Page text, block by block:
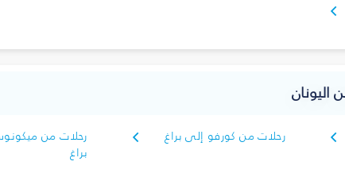
اليونان
رحلات من كورفو إلى براغ
رحلات من
براغ